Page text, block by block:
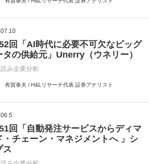
回「AI時代に必要不可欠なビッグ
タの供給元」Unerry（ウネリー）
み企業分析
有賀泰夫 / H&Lリサーチ代表 証券アナリスト
回「自動発注サービスからディマ
・チェーン・マネジメントへ 」シ
ス